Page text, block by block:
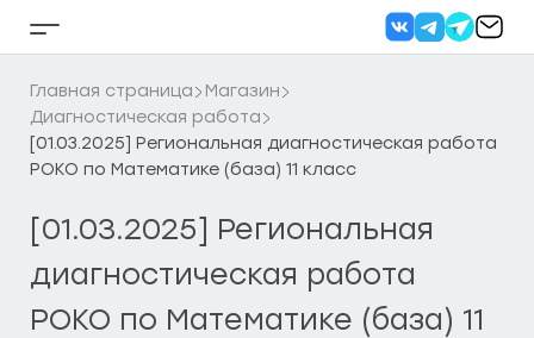
Кнопка
бокового
меню
Главная страница
Магазин
Диагностическая работа
[01.03.2025] Региональная диагностическая работа
РОКО по Математике (база) 11 класс
[01.03.2025] Региональная
диагностическая работа
РОКО по Математике (база) 11